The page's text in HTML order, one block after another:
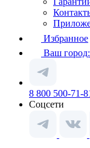
Избранное
Ваш город:
8 800 500-71-
Соцсети